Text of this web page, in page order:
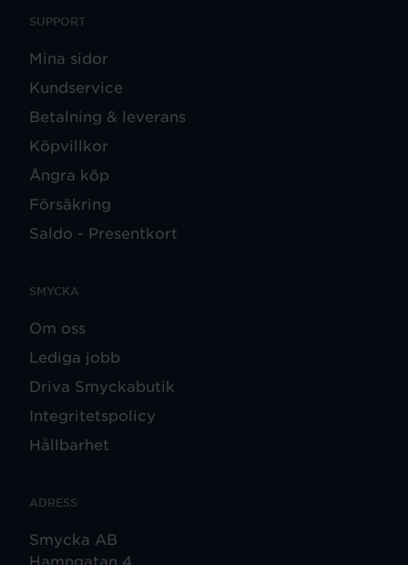
SUPPORT
Mina sidor
Kundservice
Betalning & leverans
Köpvillkor
Ångra köp
Försäkring
Saldo - Presentkort
SMYCKA
Om oss
Lediga jobb
Driva Smyckabutik
Integritetspolicy
Hållbarhet
ADRESS
Smycka AB
Hamngatan 4